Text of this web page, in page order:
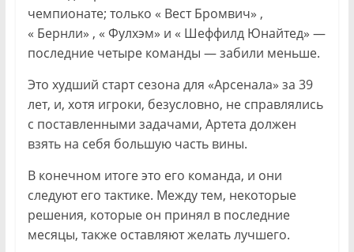
чемпионате; только « Вест Бромвич» ,
« Бернли» , « Фулхэм» и « Шеффилд Юнайтед» —
последние четыре команды — забили меньше.
Это худший старт сезона для «Арсенала» за 39
лет, и, хотя игроки, безусловно, не справлялись
с поставленными задачами, Артета должен
взять на себя большую часть вины.
В конечном итоге это его команда, и они
следуют его тактике. Между тем, некоторые
решения, которые он принял в последние
месяцы, также оставляют желать лучшего.